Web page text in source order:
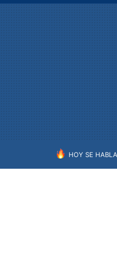
HOY SE